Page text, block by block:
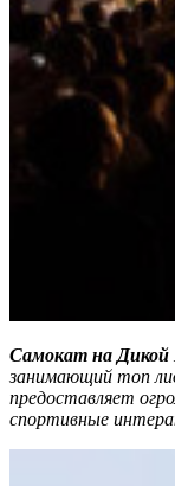
Самокат на
занимающий топ
предоставляет
спортивные